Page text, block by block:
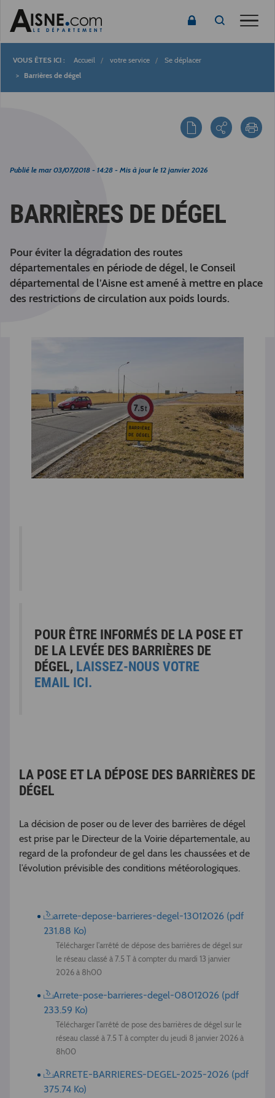
Fil
Accueil votre service
Se déplacer
Barrières de dégel
Publié le mar 03/07/2018 - 14:28 - Mis à jour le 12 janvier 2026
BARRIÈRES DE DÉGEL
Pour éviter la dégradation des routes
départementales en période de dégel, le Conseil
départemental de l’Aisne est amené à mettre en place
des restrictions de circulation aux poids lourds.
POUR ÊTRE INFORMÉS DE LA POSE ET
DE LA LEVÉE DES BARRIÈRES DE
DÉGEL, LAISSEZ-NOUS VOTRE
EMAIL ICI.
LA POSE ET LA DÉPOSE DES BARRIÈRES DE
DÉGEL
La décision de poser ou de lever des barrières de dégel
est prise par le Directeur de la Voirie départementale, au
regard de la profondeur de gel dans les chaussées et de
l’évolution prévisible des conditions météorologiques.
arrete-depose-barrieres-degel-13012026 (pdf
231.88 Ko)
Télécharger l'arrêté de dépose des barrières de dégel sur
le réseau classé à 7.5 T à compter du mardi 13 janvier
2026 à 8h00
Arrete-pose-barrieres-degel-08012026 (pdf
233.59 Ko)
Télécharger l'arrêté de pose des barrières de dégel sur le
réseau classé à 7.5 T à compter du jeudi 8 janvier 2026 à
8h00
ARRETE-BARRIERES-DEGEL-2025-2026 (pdf
375.74 Ko)